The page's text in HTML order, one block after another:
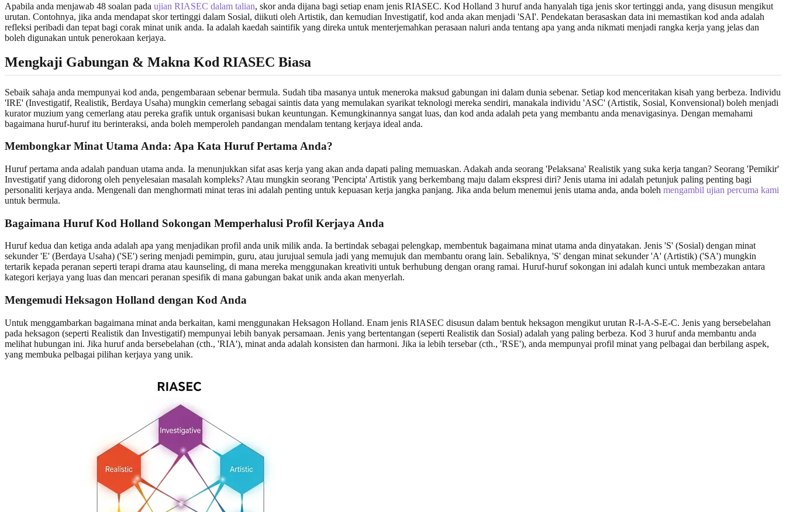
Apabila anda menjawab 48 soalan pada ujian RIASEC dalam talian, skor anda dijana bagi setiap enam jenis RIASEC. Kod Holland 3 huruf anda hanyalah tiga jenis skor tertinggi anda, yang disusun mengikut
urutan. Contohnya, jika anda mendapat skor tertinggi dalam Sosial, diikuti oleh Artistik, dan kemudian Investigatif, kod anda akan menjadi 'SAI'. Pendekatan berasaskan data ini memastikan kod anda adalah
refleksi peribadi dan tepat bagi corak minat unik anda. Ia adalah kaedah saintifik yang direka untuk menterjemahkan perasaan naluri anda tentang apa yang anda nikmati menjadi rangka kerja yang jelas dan
boleh digunakan untuk penerokaan kerjaya.
Mengkaji Gabungan & Makna Kod RIASEC Biasa
Sebaik sahaja anda mempunyai kod anda, pengembaraan sebenar bermula. Sudah tiba masanya untuk meneroka maksud gabungan ini dalam dunia sebenar. Setiap kod menceritakan kisah yang berbeza. Individu
'IRE' (Investigatif, Realistik, Berdaya Usaha) mungkin cemerlang sebagai saintis data yang memulakan syarikat teknologi mereka sendiri, manakala individu 'ASC' (Artistik, Sosial, Konvensional) boleh menjadi
kurator muzium yang cemerlang atau pereka grafik untuk organisasi bukan keuntungan. Kemungkinannya sangat luas, dan kod anda adalah peta yang membantu anda menavigasinya. Dengan memahami
bagaimana huruf-huruf itu berinteraksi, anda boleh memperoleh pandangan mendalam tentang kerjaya ideal anda.
Membongkar Minat Utama Anda: Apa Kata Huruf Pertama Anda?
Huruf pertama anda adalah panduan utama anda. Ia menunjukkan sifat asas kerja yang akan anda dapati paling memuaskan. Adakah anda seorang 'Pelaksana' Realistik yang suka kerja tangan? Seorang 'Pemikir'
Investigatif yang didorong oleh penyelesaian masalah kompleks? Atau mungkin seorang 'Pencipta' Artistik yang berkembang maju dalam ekspresi diri? Jenis utama ini adalah petunjuk paling penting bagi
personaliti kerjaya anda. Mengenali dan menghormati minat teras ini adalah penting untuk kepuasan kerja jangka panjang. Jika anda belum menemui jenis utama anda, anda boleh mengambil ujian percuma kami
untuk bermula.
Bagaimana Huruf Kod Holland Sokongan Memperhalusi Profil Kerjaya Anda
Huruf kedua dan ketiga anda adalah apa yang menjadikan profil anda unik milik anda. Ia bertindak sebagai pelengkap, membentuk bagaimana minat utama anda dinyatakan. Jenis 'S' (Sosial) dengan minat
sekunder 'E' (Berdaya Usaha) ('SE') sering menjadi pemimpin, guru, atau jurujual semula jadi yang memujuk dan membantu orang lain. Sebaliknya, 'S' dengan minat sekunder 'A' (Artistik) ('SA') mungkin
tertarik kepada peranan seperti terapi drama atau kaunseling, di mana mereka menggunakan kreativiti untuk berhubung dengan orang ramai. Huruf-huruf sokongan ini adalah kunci untuk membezakan antara
kategori kerjaya yang luas dan mencari peranan spesifik di mana gabungan bakat unik anda akan menyerlah.
Mengemudi Heksagon Holland dengan Kod Anda
Untuk menggambarkan bagaimana minat anda berkaitan, kami menggunakan Heksagon Holland. Enam jenis RIASEC disusun dalam bentuk heksagon mengikut urutan R-I-A-S-E-C. Jenis yang bersebelahan
pada heksagon (seperti Realistik dan Investigatif) mempunyai lebih banyak persamaan. Jenis yang bertentangan (seperti Realistik dan Sosial) adalah yang paling berbeza. Kod 3 huruf anda membantu anda
melihat hubungan ini. Jika huruf anda bersebelahan (cth., 'RIA'), minat anda adalah konsisten dan harmoni. Jika ia lebih tersebar (cth., 'RSE'), anda mempunyai profil minat yang pelbagai dan berbilang aspek,
yang membuka pelbagai pilihan kerjaya yang unik.